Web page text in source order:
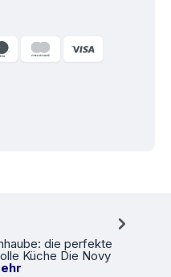
die perfekte
Küche Die Novy